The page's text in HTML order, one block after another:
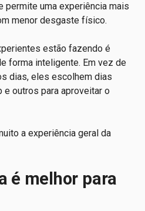
permite uma experiência mais
menor desgaste físico.
estão fazendo é
forma inteligente. Em vez de
dias, eles escolhem dias
outros para aproveitar o
a experiência geral da
é melhor para